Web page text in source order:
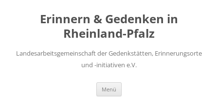
Erinnern & Gedenken in
Rheinland-Pfalz
Landesarbeitsgemeinschaft der Gedenkstätten, Erinnerungsorte
und -initiativen e.V.
Menü